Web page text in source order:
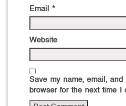
Email *
Website
Save my name, email,
browser for the next time I